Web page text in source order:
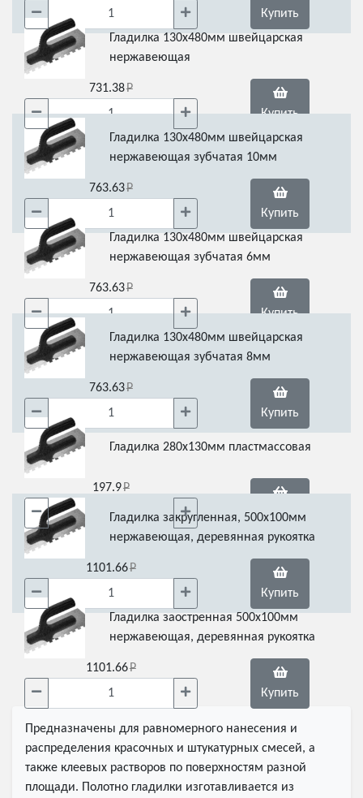
Купить
Гладилка 130х480мм швейцарская
нержавеющая
731.38
Купить
Гладилка 130х480мм швейцарская
нержавеющая зубчатая 10мм
763.63
Купить
Гладилка 130х480мм швейцарская
нержавеющая зубчатая 6мм
763.63
Купить
Гладилка 130х480мм швейцарская
нержавеющая зубчатая 8мм
763.63
Купить
Гладилка 280х130мм пластмассовая
197.9
Купить
Гладилка закругленная, 500х100мм
нержавеющая, деревянная рукоятка
1101.66
Купить
Гладилка заостренная 500х100мм
нержавеющая, деревянная рукоятка
1101.66
Купить
Предназначены для равномерного нанесения и
распределения красочных и штукатурных смесей, а
также клеевых растворов по поверхностям разной
площади. Полотно гладилки изготавливается из